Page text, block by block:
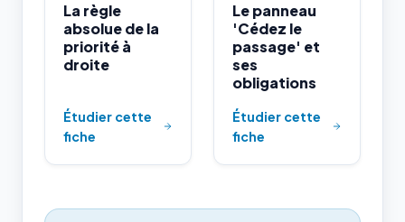
La règle
absolue de la
priorité à
droite
Étudier cette
fiche
Le panneau
'Cédez le
passage' et
ses
obligations
Étudier cette
fiche